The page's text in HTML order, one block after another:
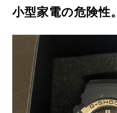
小型家電の危険性。